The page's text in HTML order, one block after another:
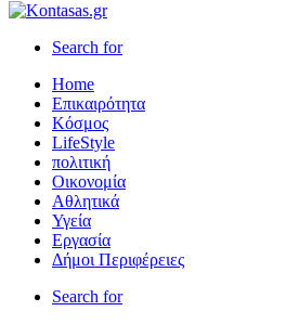
Search for
Home
Επικαιρότητα
Κόσμος
LifeStyle
πολιτική
Οικονομία
Αθλητικά
Υγεία
Εργασία
Δήμοι Περιφέρειες
Search for